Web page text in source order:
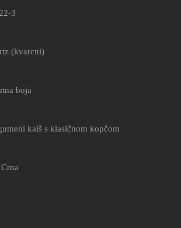
3
(kvarcni)
boja
kaiš s klasičnom kopčom
Crna